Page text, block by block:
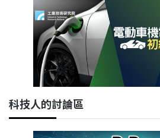
科技人的討論區